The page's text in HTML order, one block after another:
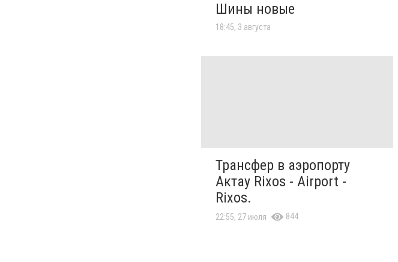
Шины новые
18:45, 3 августа
Трансфер в аэропорту
Актау Rixos - Airport -
Rixos.
22:55, 27 июля 844